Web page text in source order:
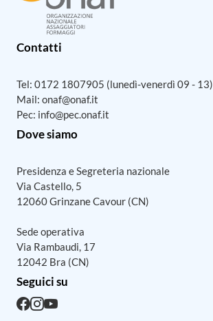
Contatti
Tel: 0172 1807905 (lunedì-venerdì 09 - 13)
Mail: onaf@onaf.it
Pec: info@pec.onaf.it
Dove siamo
Presidenza e Segreteria nazionale
Via Castello, 5
12060 Grinzane Cavour (CN)
Sede operativa
Via Rambaudi, 17
12042 Bra (CN)
Seguici su